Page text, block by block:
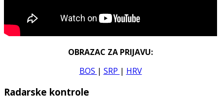
OBRAZAC ZA PRIJAVU:
BOS | SRP | HRV
Radarske kontrole